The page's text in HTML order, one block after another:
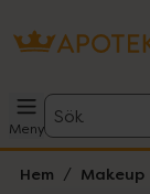
Meny
Sök
Hem Makeup